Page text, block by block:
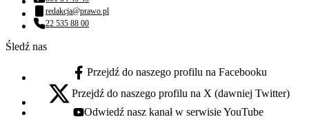
Numer telefonu:
Adres email:
redakcja@prawo.pl
Numer telefonu:
22 535 88 00
Śledź nas
facebook - otwiera się w nowej karcie
Przejdź do naszego profilu na Facebooku
x - otwiera się w nowej karcie
Przejdź do naszego profilu na X (dawniej Twitter)
youtube - otwiera się w nowej karcie
Odwiedź nasz kanał w serwisie YouTube